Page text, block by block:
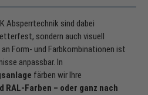
Absperrtechnik sind dabei
sondern auch visuell
Form- und Farbkombinationen ist
anpassbar. In
färben wir Ihre
RAL-Farben – oder ganz nach